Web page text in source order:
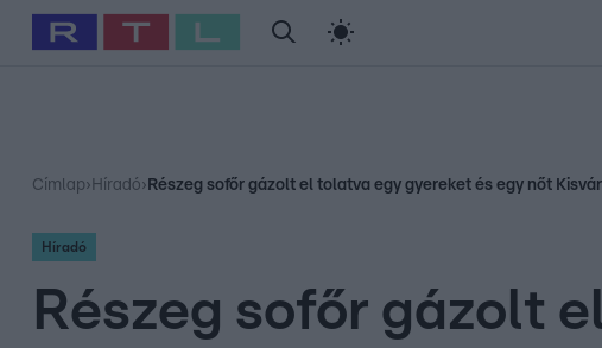
Babits Marcella Szellő István Most Wanted
Címlap› Híradó› Részeg sofőr gázolt el tolatva egy gyereket és egy nőt
Híradó
Részeg sofőr gázolt